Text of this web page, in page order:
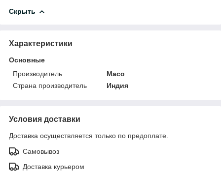
Скрыть
Характеристики
Основные
Производитель
Maco
Страна производитель
Индия
Условия доставки
Доставка осуществляется только по предоплате.
Самовывоз
Доставка курьером